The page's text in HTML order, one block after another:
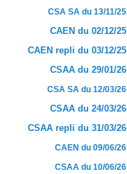
CSA SA du 13/11/25
CAEN du 02/12/25
CAEN repli du 03/12/25
CSAA du 29/01/26
CSA SA du 12/03/26
CSAA du 24/03/26
CSAA repli du 31/03/26
CAEN du 09/06/26
CSAA du 10/06/26